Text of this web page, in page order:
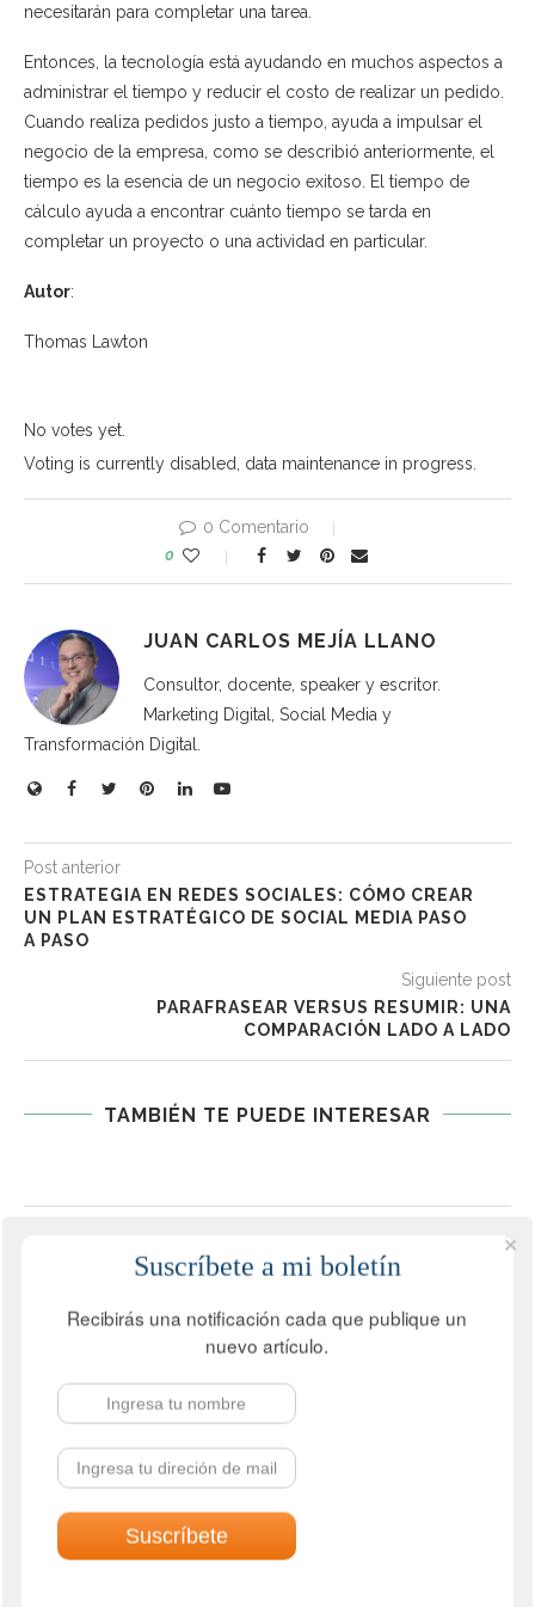
necesitarán para completar una tarea.
Entonces, la tecnología está ayudando en muchos aspectos a
administrar el tiempo y reducir el costo de realizar un pedido.
Cuando realiza pedidos justo a tiempo, ayuda a impulsar el
negocio de la empresa, como se describió anteriormente, el
tiempo es la esencia de un negocio exitoso. El tiempo de
cálculo ayuda a encontrar cuánto tiempo se tarda en
completar un proyecto o una actividad en particular.
Autor:
Thomas Lawton
No votes yet.
Voting is currently disabled, data maintenance in progress.
0 Comentario
0
JUAN CARLOS MEJÍA LLANO
Consultor, docente, speaker y escritor.
Marketing Digital, Social Media y
Transformación Digital.
Post anterior
ESTRATEGIA EN REDES SOCIALES: CÓMO CREAR
UN PLAN ESTRATÉGICO DE SOCIAL MEDIA PASO
A PASO
Siguiente post
PARAFRASEAR VERSUS RESUMIR: UNA
COMPARACIÓN LADO A LADO
TAMBIÉN TE PUEDE INTERESAR
DEJA UN COMENTARIO
Suscríbete a mi boletín
Recibirás una notificación cada que publique un
nuevo artículo.